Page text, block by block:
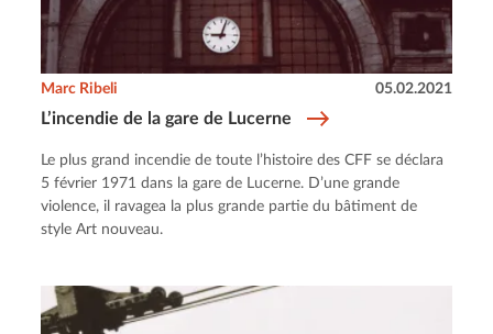
L’incendie de la gare de Lucerne
Marc Ribeli 05.02.2021
Le plus grand incendie de toute l’histoire des CFF se déclara
5 février 1971 dans la gare de Lucerne. D’une grande
violence, il ravagea la plus grande partie du bâtiment de
style Art nouveau.